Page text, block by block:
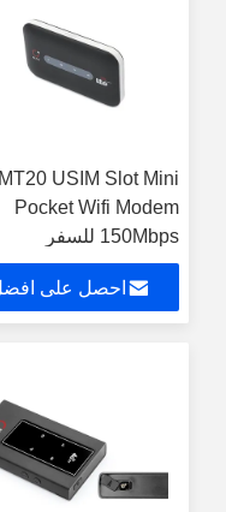
MT20 USIM Slot Mini
Pocket Wifi Modem
150Mbps للسفر
احصل على